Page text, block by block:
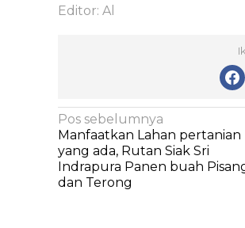
M
i
I
m
i
g
r
Editor: Al
N
a
v
i
Pos sebelumnya
Manfaatkan Lahan pertanian
yang ada, Rutan Siak Sri
Indrapura Panen buah
dan Terong